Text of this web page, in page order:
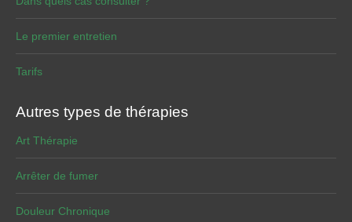
Le premier entretien
Tarifs
Autres types de thérapies
Art Thérapie
Arrêter de fumer
Douleur Chronique